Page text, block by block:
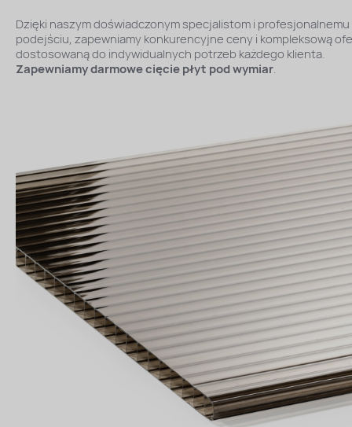
Dzięki naszym doświadczonym specjalistom i profesjonalnemu
podejściu, zapewniamy konkurencyjne ceny i kompleksową
dostosowaną do indywidualnych potrzeb każdego klienta.
Zapewniamy darmowe cięcie płyt pod wymiar.